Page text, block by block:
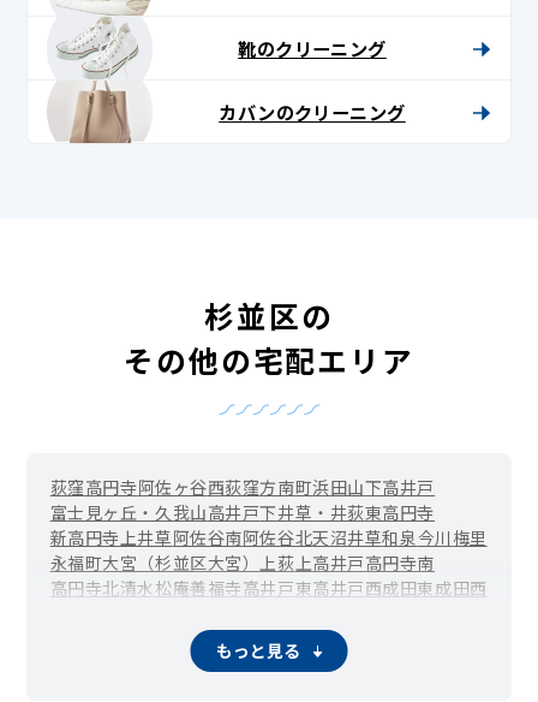
靴のクリーニング
カバンのクリーニング
杉並区の
その他の宅配エリア
荻窪高円寺阿佐ヶ谷西荻窪方南町浜田山下高井戸
富士見ヶ丘・久我山高井戸下井草・井荻東高円寺
新高円寺上井草阿佐谷南阿佐谷北天沼井草和泉今川 梅里
永福町大宮（杉並区大宮）上荻上高井戸高円寺南
高円寺北清水 松庵善福寺高井戸東高井戸西成田東成田西
もっと見る